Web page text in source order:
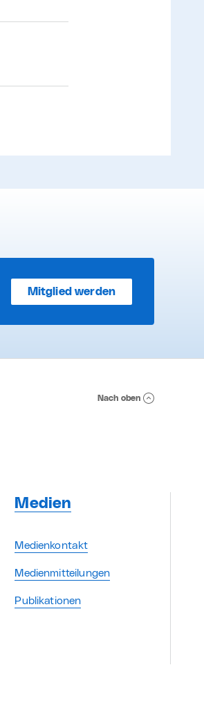
Mitglied werden
Nach oben
Medien
Medienkontakt
Medienmitteilungen
Publikationen